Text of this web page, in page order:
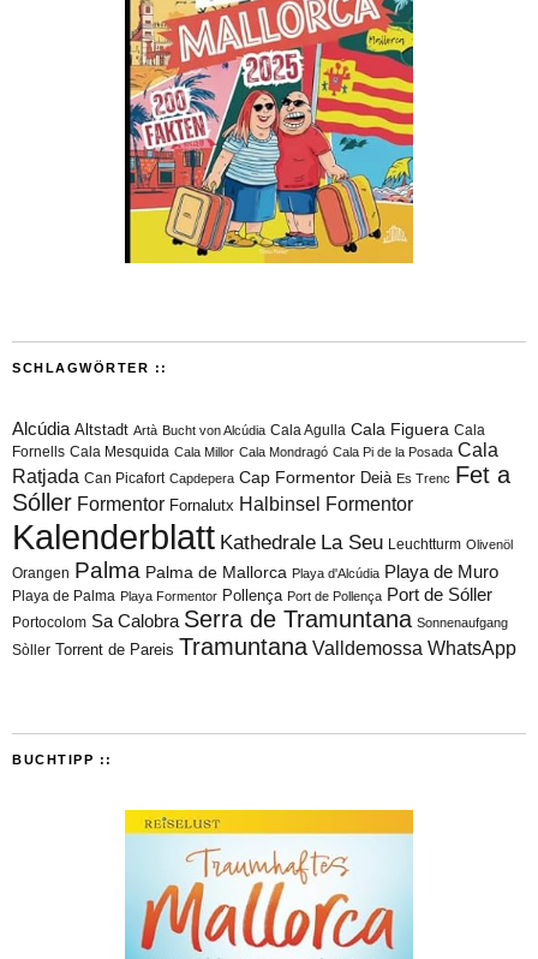
SCHLAGWÖRTER ::
Alcúdia Altstadt Artà Bucht von Alcúdia Cala Agulla Cala Figuera Cala
Fornells Cala Mesquida Cala Millor Cala Mondragó Cala Pi de la Posada Cala
Ratjada Can Picafort Capdepera Cap Formentor Deià Es Trenc Fet a
Sóller Formentor Fornalutx Halbinsel Formentor
Kalenderblatt Kathedrale La Seu Leuchtturm Olivenöl
Orangen Palma Palma de Mallorca Playa d'Alcúdia Playa de Muro
Playa de Palma Playa Formentor Pollença Port de Pollença Port de Sóller
Portocolom Sa Calobra Serra de Tramuntana Sonnenaufgang
Sòller Torrent de Pareis Tramuntana Valldemossa WhatsApp
BUCHTIPP ::